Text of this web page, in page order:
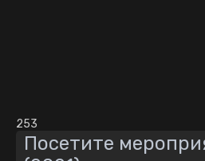
253
Посетите